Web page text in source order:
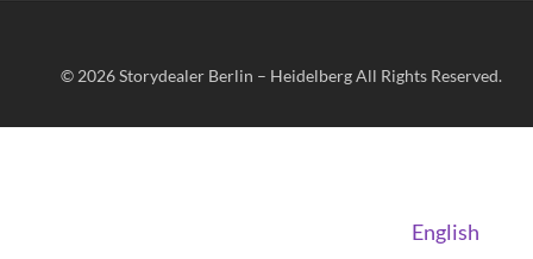
© 2026Storydealer Berlin – HeidelbergAll Rights Reserved.
English